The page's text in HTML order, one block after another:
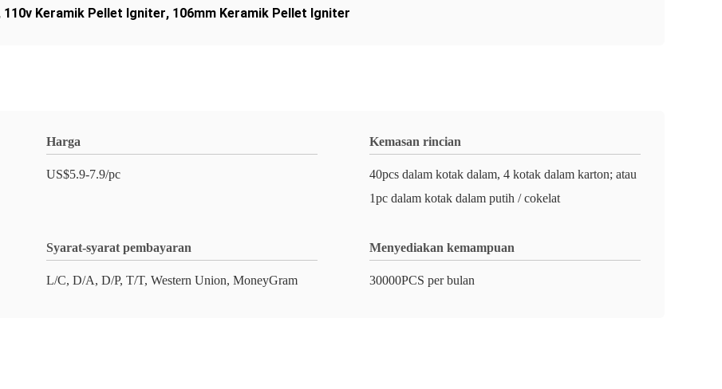
110v Keramik Pellet Igniter, 106mm Keramik Pellet Igniter
Harga
US$5.9-7.9/pc
Kemasan rincian
40pcs dalam kotak dalam, 4 kotak dalam karton; atau
1pc dalam kotak dalam putih / cokelat
Syarat-syarat pembayaran
L/C, D/A, D/P, T/T, Western Union, MoneyGram
Menyediakan kemampuan
30000PCS per bulan